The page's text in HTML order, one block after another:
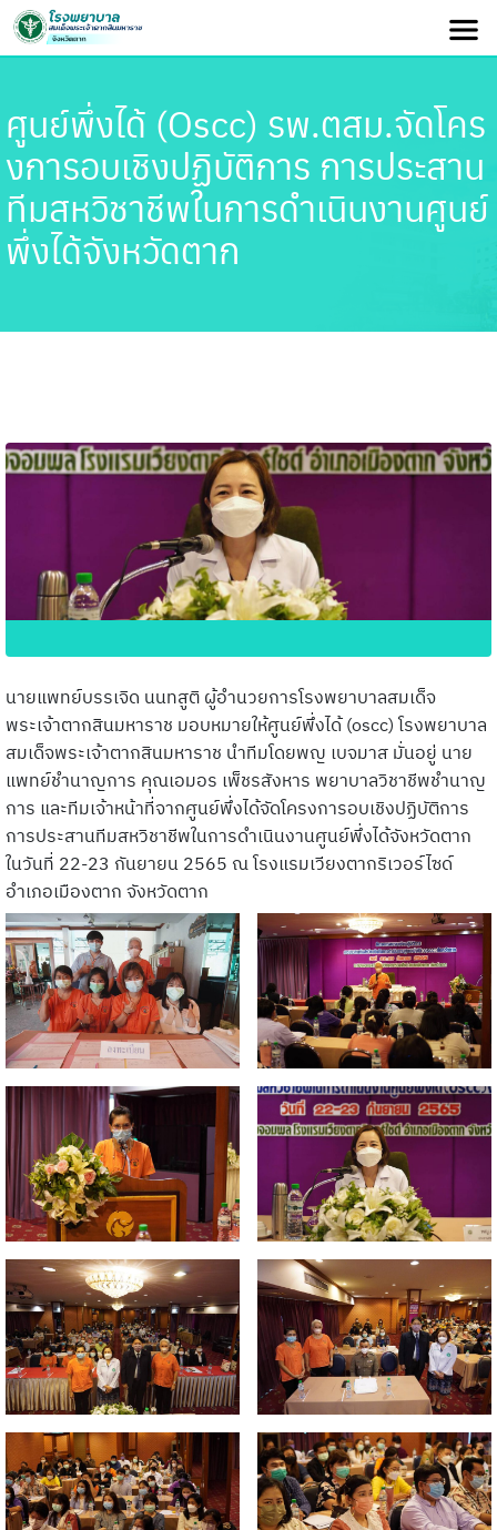
ศูนย์พึ่งได้ (oscc) รพ.ตสม.จัดโคร
งการอบเชิงปฏิบัติการ การประสาน
ทีมสหวิชาชีพในการดำเนินงานศูนย์
พึ่งได้จังหวัดตาก
นายแพทย์บรรเจิด นนทสูติ ผู้อำนวยการโรงพยาบาลสมเด็จ
พระเจ้าตากสินมหาราช มอบหมายให้ศูนย์พึ่งได้ (oscc) โรงพยาบาล
สมเด็จพระเจ้าตากสินมหาราช นำทีมโดยพญ เบจมาส มั่นอยู่ นาย
แพทย์ชำนาญการ คุณเอมอร เพ็ชรสังหาร พยาบาลวิชาชีพชำนาญ
การ และทีมเจ้าหน้าที่จากศูนย์พึ่งได้จัดโครงการอบเชิงปฏิบัติการ
การประสานทีมสหวิชาชีพในการดำเนินงานศูนย์พึ่งได้จังหวัดตาก
ในวันที่ 22-23 กันยายน 2565 ณ โรงแรมเวียงตากริเวอร์ไซด์
อำเภอเมืองตาก จังหวัดตาก